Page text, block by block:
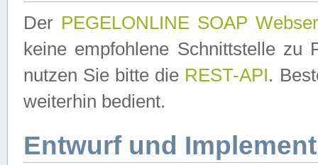
Der PEGELONLINE SOAP
keine empfohlene Schnittstelle zu
nutzen Sie bitte die REST-API.
weiterhin bedient.
Entwurf und